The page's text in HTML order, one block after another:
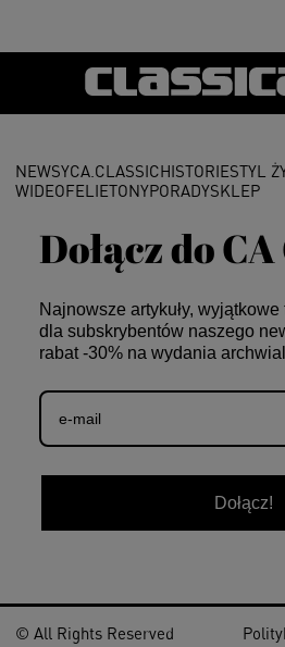
Dołącz do
Najnowsze artykuły,
dla subskrybentów naszego
rabat -30% na wydania
Dołącz!
NEWSYCA.CLASSICHISTORIESTYL
WIDEOFELIETONYPORADYSKLEP
© All Rights Reserved